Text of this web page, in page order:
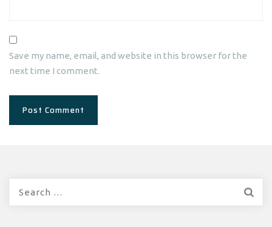
Save my name, email, and website in this browser for the
next time I comment.